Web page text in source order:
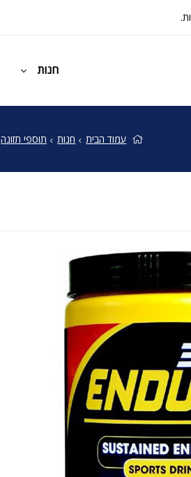
חנות
עמוד הבית חנות תוספי תזונה